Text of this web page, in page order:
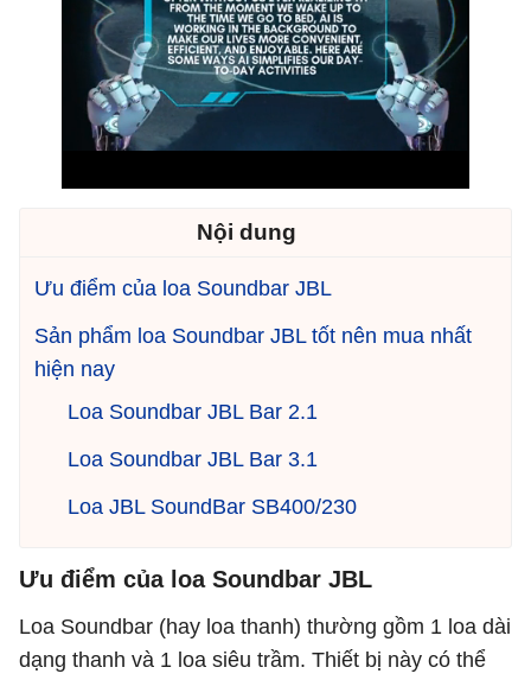
Nội dung
Ưu điểm của loa Soundbar JBL
Sản phẩm loa Soundbar JBL tốt nên mua nhất
hiện nay
Loa Soundbar JBL Bar 2.1
Loa Soundbar JBL Bar 3.1
Loa JBL SoundBar SB400/230
Ưu điểm của loa Soundbar JBL
Loa Soundbar (hay loa thanh) thường gồm 1 loa dài
dạng thanh và 1 loa siêu trầm. Thiết bị này có thể